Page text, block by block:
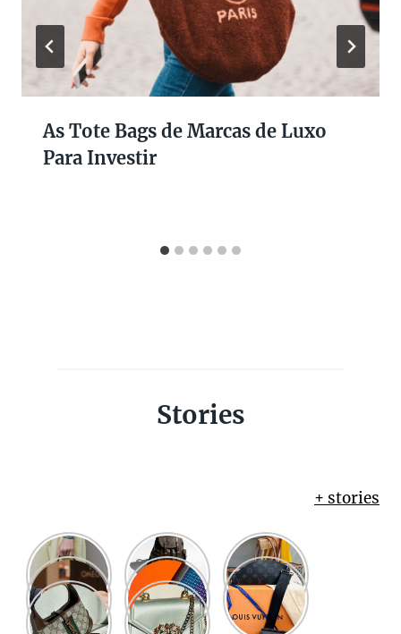
As Tote Bags de Marcas de Luxo
Para Investir
Stories
+ stories